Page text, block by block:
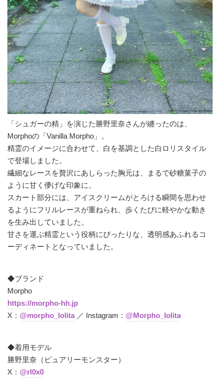
「シュガーの精」を演じた勝野里奈さんが纏ったのは、
Morphoの「Vanilla Morpho」。
精霊のイメージに合わせて、白を基調とした白ロリスタイル
で登場しました。
繊細なレースを贅沢にあしらった胸元は、まるで砂糖菓子の
ように甘く儚げな印象に。
スカート部分には、アイスクリームがとろける瞬間を思わせ
るようにフリルレースが重ねられ、歩くたびに軽やかな動き
を生み出していました。
甘さを運ぶ精霊という役柄にぴったりな、透明感あふれるコ
ーディネートとなっていました。
◆ブランド
Morpho
https://morpho-hh.jp
X： @morpho_lolita／ Instagram： @Morpho_lolita
◆着用モデル
勝野里奈（ピュアリーモンスター）
X： @rl0x0